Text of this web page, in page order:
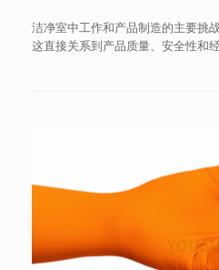
洁净室中工作和产品制造的主要挑
这直接关系到产品质量、安全性和